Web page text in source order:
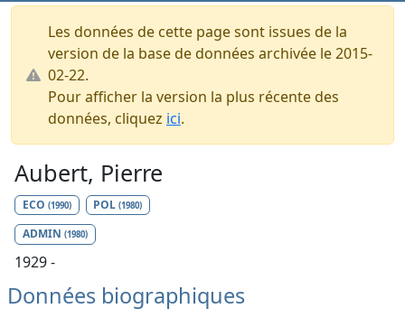
Les données de cette page sont issues de la
version de la base de données archivée le 2015-
02-22.
Pour afficher la version la plus récente des
données, cliquez ici.
Aubert, Pierre
ECO (1990) POL(1980)
ADMIN (1980)
1929 -
Données biographiques